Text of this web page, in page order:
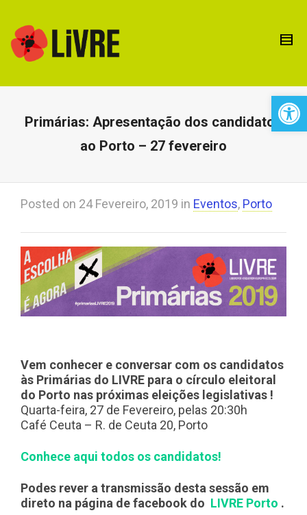
Primárias: Apresentação dos candidatos
ao Porto – 27 fevereiro
Posted on 24 Fevereiro, 2019 in Eventos, Porto
Vem conhecer e conversar com os candidatos
às Primárias do LIVRE para o círculo eleitoral
do Porto nas próximas eleições legislativas !
Quarta-feira, 27 de Fevereiro, pelas 20:30h
Café Ceuta – R. de Ceuta 20, Porto
Conhece aqui todos os candidatos!
Podes rever a transmissão desta sessão em
direto na página de facebook do LIVRE Porto .